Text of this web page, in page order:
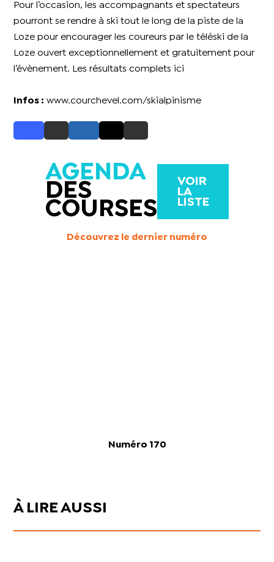
Pour l’occasion, les accompagnants et spectateurs
pourront se rendre à ski tout le long de la piste de la
Loze pour encourager les coureurs par le téléski de la
Loze ouvert exceptionnellement et gratuitement pour
l’évènement. Les résultats complets ici
Infos : www.courchevel.com/skialpinisme
AGENDA
DES
COURSES
VOIR
LA
LISTE
Découvrez le dernier numéro
Numéro 170
À LIRE AUSSI